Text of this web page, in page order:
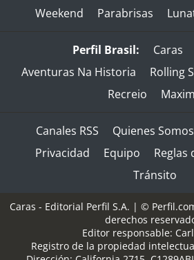
Weekend
Parabrisas
Perfil Brasil: Caras
Aventuras Na Historia
Rolling
Recreio
Canales RSS Quienes Somos
Privacidad
Equipo
Reglas
Tránsito
Caras - Editorial Perfil S.A. | ©
derechos
Editor responsable:
Registro de la propiedad